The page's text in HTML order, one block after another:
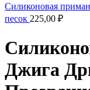
Силиконовая
песок 225,00 ₽
Джига